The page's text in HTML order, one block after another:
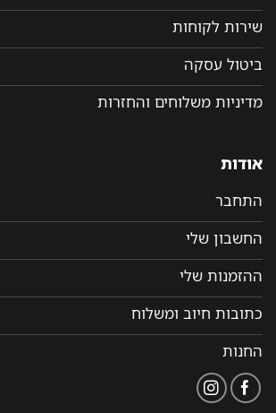
שירות לקוחות
ביטול עסקה
מדיניות משלוחים והחזרות
אודות
התחבר
החשבון שלי
ההזמנות שלי
כתובות חיוב ומשלוח
החנות